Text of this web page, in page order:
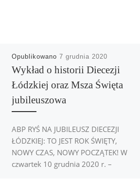
Opublikowano 7 grudnia 2020
Wykład o historii Diecezji
Łódzkiej oraz Msza Święta
jubileuszowa
ABP RYŚ NA JUBILEUSZ DIECEZJI
ŁÓDZKIEJ: TO JEST ROK ŚWIĘTY,
NOWY CZAS, NOWY POCZĄTEK! W
czwartek 10 grudnia 2020 r. –